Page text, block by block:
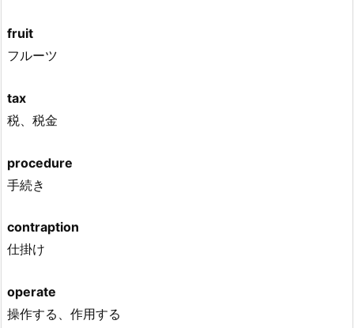
fruit
フルーツ
tax
税、税金
procedure
手続き
contraption
仕掛け
operate
操作する、作用する